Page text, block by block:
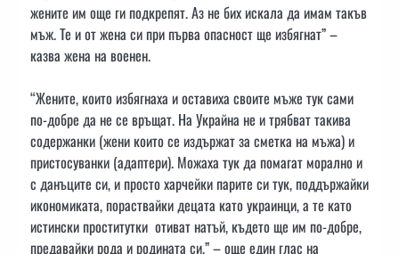
жените им още ги подкрепят. Аз не бих искала да имам такъв
мъж. Те и от жена си при първа опасност ще избягнат” –
казва жена на военен.
“Жените, които избягнаха и оставиха своите мъже тук сами
по-добре да не се връщат. На Украйна не и трябват такива
содержанки (жени които се издържат за сметка на мъжа) и
пристосуванки (адаптери). Можаха тук да помагат морално и
с данъците си, и просто харчейки парите си тук, поддържайки
икономиката, пораствайки децата като украинци, а те като
истински проститутки отиват натъй, където ще им по-добре,
предавайки рода и родината си.” – още един глас на